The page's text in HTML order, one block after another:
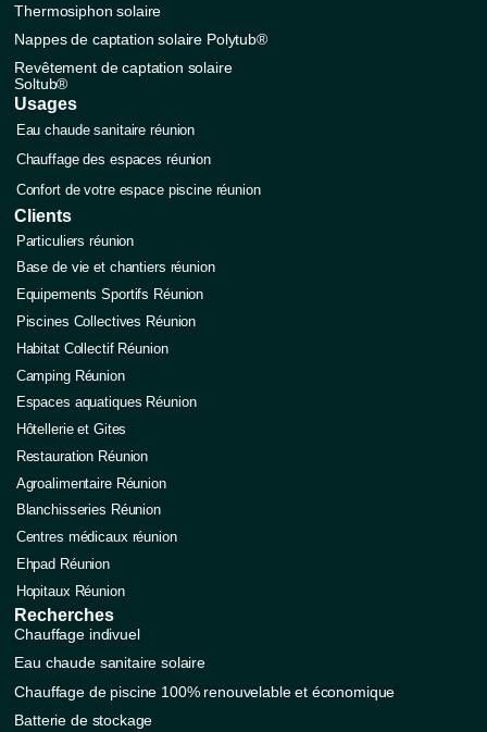
Recherches
Chauffage indivuel
Eau chaude sanitaire solaire
Chauffage de piscine 100% renouvelable et économique
Batterie de stockage
Clients
Particuliers réunion
Base de vie et chantiers réunion
Equipements Sportifs Réunion
Piscines Collectives Réunion
Habitat Collectif Réunion
Camping Réunion
Espaces aquatiques Réunion
Hôtellerie et Gites
Restauration Réunion
Agroalimentaire Réunion
Blanchisseries Réunion
Centres médicaux réunion
Ehpad Réunion
Hopitaux Réunion
Thermosiphon solaire
Nappes de captation solaire Polytub®
Revêtement de captation solaire
Soltub®
Usages
Eau chaude sanitaire réunion
Chauffage des espaces réunion
Confort de votre espace piscine réunion